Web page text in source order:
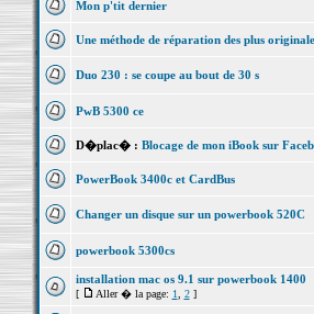
Mon p'tit dernier
Une méthode de réparation des plus
Duo 230 : se coupe au bout de 30 s
PwB 5300 ce
D�plac� : Blocage de mon iBook sur
PowerBook 3400c et CardBus
Changer un disque sur un powerbook 520C
powerbook 5300cs
installation mac os 9.1 sur powerbook 1400
[ Aller � la page: 1 2]